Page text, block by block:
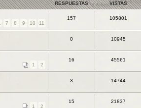
RESPUESTAS VISTAS
7 8 9 10 11
157 105801
0 10945
1 2
16 45561
3 14744
1 2
15 21837